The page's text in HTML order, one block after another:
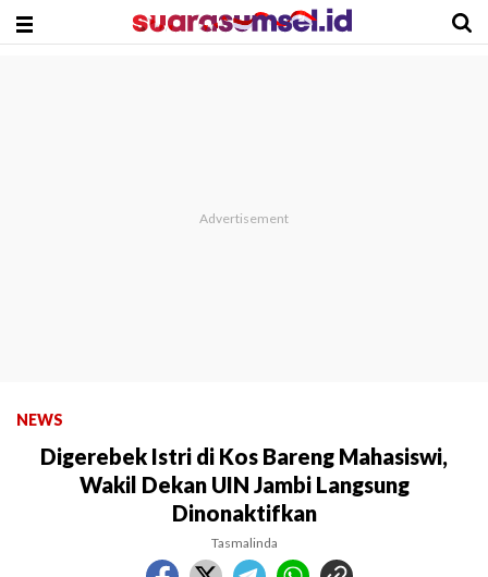
NEWS
Digerebek Istri di Kos Bareng Mahasiswi,
Wakil Dekan UIN Jambi Langsung
Dinonaktifkan
Tasmalinda